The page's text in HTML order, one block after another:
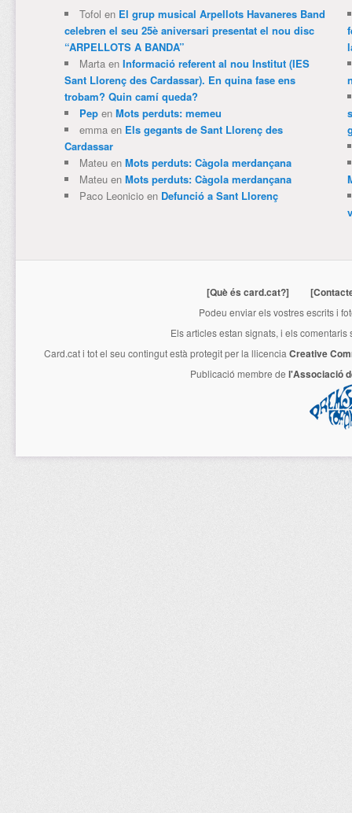
Tofol en El grup musical Arpellots Havaneres Band
celebren el seu 25è aniversari presentat el nou disc
“ARPELLOTS A BANDA”
Martaen Informació referent al nou Institut (IES
Sant Llorenç des Cardassar). En quina fase ens
trobam? Quin camí queda?
Pepen Mots perduts: memeu
emmaen Els gegants de Sant Llorenç des
Cardassar
Mateuen Mots perduts: Càgola merdançana
Mateuen Mots perduts: Càgola merdançana
Paco Leonicioen Defunció a Sant Llorenç
[Què és card.cat?]
Podeu enviar els vostres escrits i
Els articles estan signats, i els
Card.cati tot el seu contingut està protegit per la llicencia Creative
Publicació membre de l'Associació